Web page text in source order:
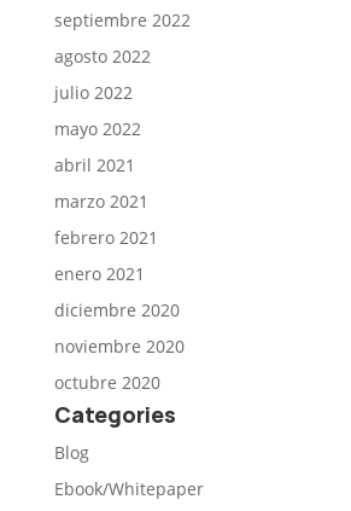
septiembre 2022
agosto 2022
julio 2022
mayo 2022
abril 2021
marzo 2021
febrero 2021
enero 2021
diciembre 2020
noviembre 2020
octubre 2020
Categories
Blog
Ebook/Whitepaper